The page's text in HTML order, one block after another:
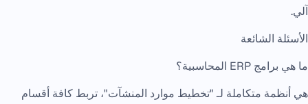
آلي.
الأسئلة الشائعة
ما هي برامج ERP المحاسبية؟
هي أنظمة متكاملة لـ "تخطيط موارد المنشآت"، تربط كافة أقسام